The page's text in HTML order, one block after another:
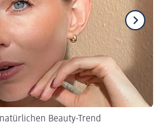
Beauty-Trend